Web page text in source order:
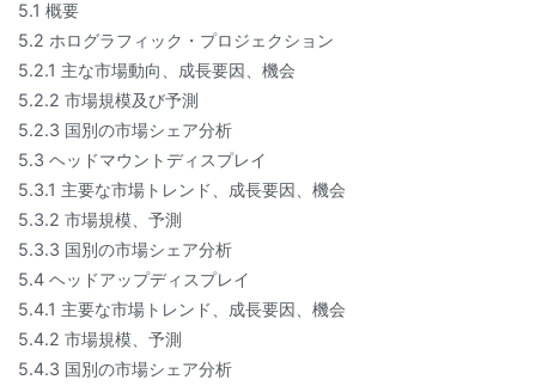
5.1 概要
5.2 ホログラフィック・プロジェクション
5.2.1 主な市場動向、成長要因、機会
5.2.2 市場規模及び予測
5.2.3 国別の市場シェア分析
5.3 ヘッドマウントディスプレイ
5.3.1 主要な市場トレンド、成長要因、機会
5.3.2 市場規模、予測
5.3.3 国別の市場シェア分析
5.4 ヘッドアップディスプレイ
5.4.1 主要な市場トレンド、成長要因、機会
5.4.2 市場規模、予測
5.4.3 国別の市場シェア分析